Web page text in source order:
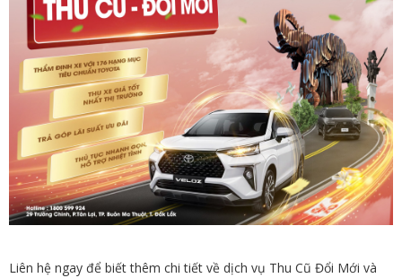
Liên hệ ngay để biết thêm chi tiết về dịch vụ Thu Cũ Đổi Mới và